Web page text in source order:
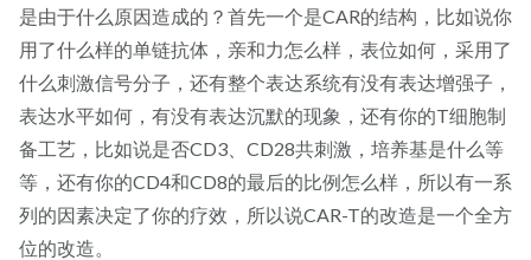
是由于什么原因造成的？首先一个是CAR的结构，比如说你
用了什么样的单链抗体，亲和力怎么样，表位如何，采用了
什么刺激信号分子，还有整个表达系统有没有表达增强子，
表达水平如何，有没有表达沉默的现象，还有你的T细胞制
备工艺，比如说是否CD3、CD28共刺激，培养基是什么等
等，还有你的CD4和CD8的最后的比例怎么样，所以有一系
列的因素决定了你的疗效，所以说CAR-T的改造是一个全方
位的改造。